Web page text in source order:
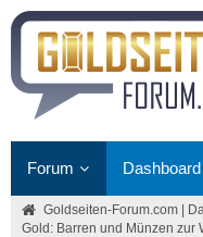
Forum Dashboard
Goldseiten-Forum.com |
Gold: Barren und Münzen zur